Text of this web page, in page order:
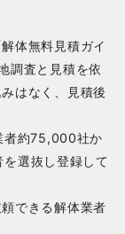
体無料見積ガイ
調査と見積を依
はなく、見積後
者約75,000社か
選抜し登録して
できる解体業者